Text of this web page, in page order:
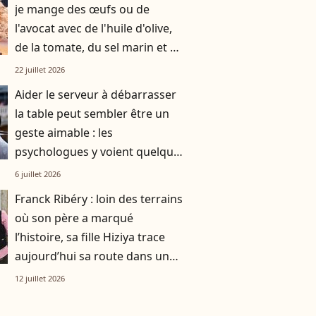
je mange des œufs ou de
l'avocat avec de l'huile d'olive,
de la tomate, du sel marin et un
smoothie"
22 juillet 2026
Aider le serveur à débarrasser
la table peut sembler être un
geste aimable : les
psychologues y voient quelque
chose de bien plus profond.
6 juillet 2026
Franck Ribéry : loin des terrains
où son père a marqué
l’histoire, sa fille Hiziya trace
aujourd’hui sa route dans un
tout autre univers
12 juillet 2026